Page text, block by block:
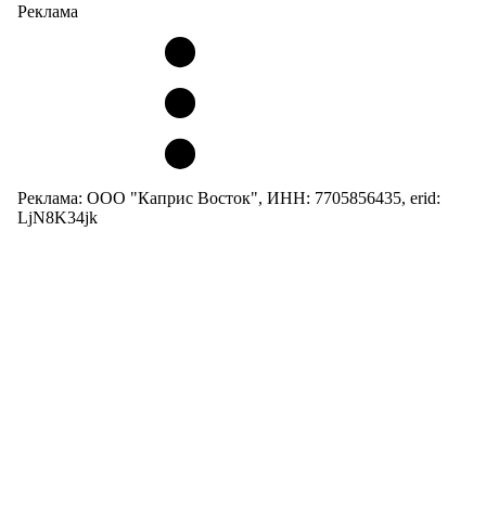
Реклама
Реклама: ООО "Каприс Восток", ИНН: 7705856435, erid:
LjN8K34jk